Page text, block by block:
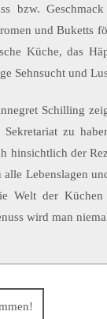
bzw.
und Buketts
Küche, das
Sehnsucht und
Schilling
zu
hinsichtlich der
alle Lebenslagen
Welt der
wird man